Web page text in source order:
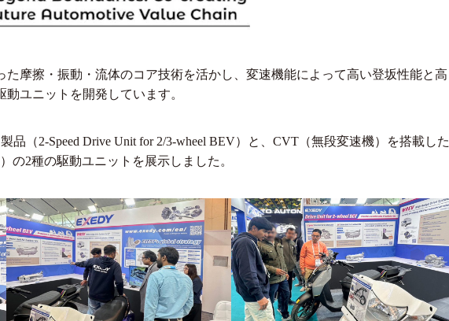
摩擦・振動・流体のコア技術を活かし、変速機能によって高い登坂性能と高
ユニットを開発しています。
品（2-Speed Drive Unit for 2/3-wheel BEV）と、CVT（無段変速機）を搭載した
の2種の駆動ユニットを展示しました。